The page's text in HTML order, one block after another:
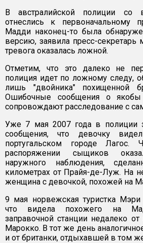
В австралийской полиции со
отнеслись к первоначальному
Мадди наконец-то была
версию, заявила пресс-секретарь
тревога оказалась ложной.
Отметим, что это далеко не
полиция идет по ложному следу,
лишь "двойника" похищенной
Ошибочные сообщения о
сопровождают расследование с
Уже 7 мая 2007 года в полиции
сообщения, что девочку
португальском городе
распоряжении сыщиков
наружного наблюдения,
километрах от Прайя-де-Луж. На
женщина с девочкой, похожей на
9 мая норвежская туристка
что видела похожего на
заправочной станции недалеко
Марокко. В тот же день
и от британки, отдыхавшей в том